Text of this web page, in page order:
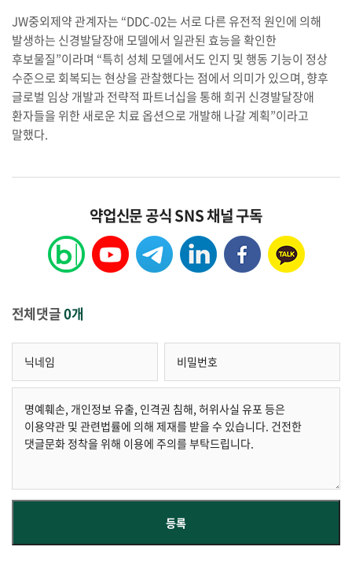
JW중외제약 관계자는 “DDC-02는 서로 다른 유전적 원인에 의해
발생하는 신경발달장애 모델에서 일관된 효능을 확인한
후보물질”이라며 “특히 성체 모델에서도 인지 및 행동 기능이 정상
수준으로 회복되는 현상을 관찰했다는 점에서 의미가 있으며, 향후
글로벌 임상 개발과 전략적 파트너십을 통해 희귀 신경발달장애
환자들을 위한 새로운 치료 옵션으로 개발해 나갈 계획”이라고
말했다.
약업신문 공식 SNS 채널 구독
전체댓글0개